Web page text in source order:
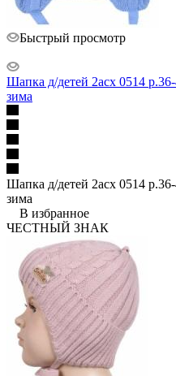
Быстрый просмотр
Шапка д/детей 2асх 0514
зима
Шапка д/детей 2асх 0514
зима
В избранное
ЧЕСТНЫЙ ЗНАК